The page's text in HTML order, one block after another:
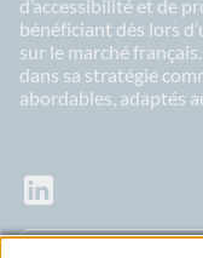
d’accessibilité et de
bénéficiant dès lors
sur le marché
dans sa stratégie
abordables, adaptés